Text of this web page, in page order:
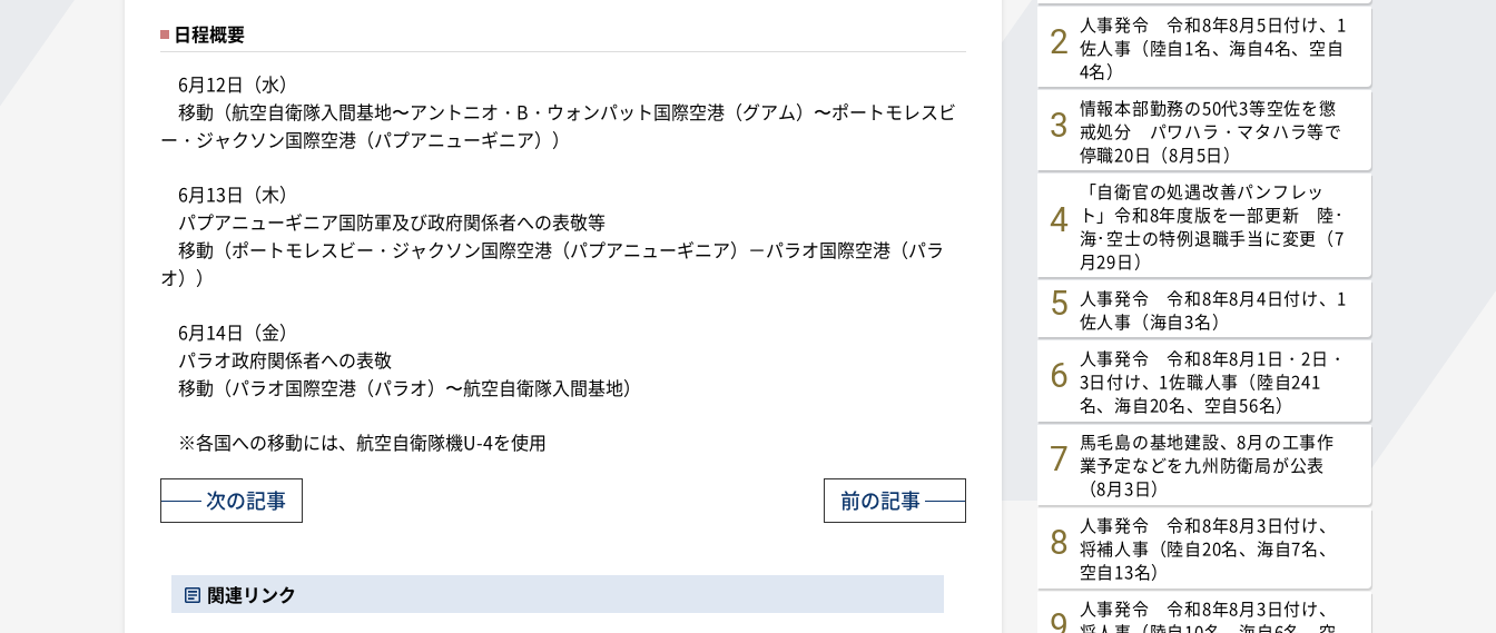
日程概要
6月12日（水）
移動（航空自衛隊入間基地〜アントニオ・B・ウォンパット国際空港（グアム）〜ポートモレスビ
ー・ジャクソン国際空港（パプアニューギニア））
6月13日（木）
パプアニューギニア国防軍及び政府関係者への表敬等
移動（ポートモレスビー・ジャクソン国際空港（パプアニューギニア）－パラオ国際空港（パラ
オ））
6月14日（金）
パラオ政府関係者への表敬
移動（パラオ国際空港（パラオ）〜航空自衛隊入間基地）
※各国への移動には、航空自衛隊機U-4を使用
前の記事
次の記事
関連リンク
人事発令 令和8年8月5日付け、1
佐人事（陸自1名、海自4名、空自
4名）
情報本部勤務の50代3等空佐を懲
戒処分 パワハラ・マタハラ等で
停職20日（8月5日）
「自衛官の処遇改善パンフレッ
ト」令和8年度版を一部更新 陸･
海･空士の特例退職手当に変更（7
月29日）
人事発令 令和8年8月4日付け、1
佐人事（海自3名）
人事発令 令和8年8月1日・2日・
3日付け、1佐職人事（陸自241
名、海自20名、空自56名）
馬毛島の基地建設、8月の工事作
業予定などを九州防衛局が公表
（8月3日）
人事発令 令和8年8月3日付け、
将補人事（陸自20名、海自7名、
空自13名）
人事発令 令和8年8月3日付け、